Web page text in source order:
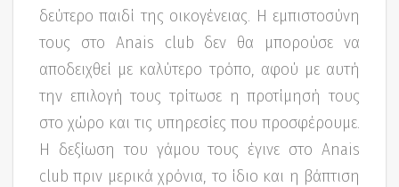
δεύτερο παιδί της οικογένειας. Η εμπιστοσύνη
τους στο Anais club δεν θα μπορούσε να
αποδειχθεί με καλύτερο τρόπο, αφού με αυτή
την επιλογή τους τρίτωσε η προτίμησή τους
στο χώρο και τις υπηρεσίες που προσφέρουμε.
Η δεξίωση του γάμου τους έγινε στο Anais
club πριν μερικά χρόνια, το ίδιο και η βάπτιση